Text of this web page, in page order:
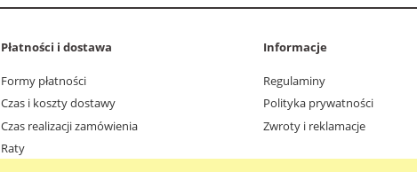
Płatności i dostawa
Formy płatności
Czas i koszty dostawy
Czas realizacji zamówienia
Raty
Informacje
Regulaminy
Polityka prywatności
Zwroty i reklamacje